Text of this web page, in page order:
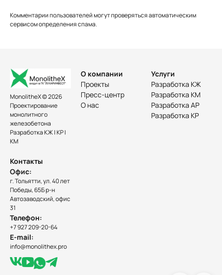
Комментарии пользователей могут проверяться автоматическим
сервисом определения спама.
MonolitheX © 2026
Проектирование
монолитного
железобетона
Разработка КЖ | КР |
КМ
О компании
Проекты
Пресс-центр
О нас
Услуги
Разработка КЖ
Разработка КМ
Разработка АР
Разработка КР
Контакты
Офис:
г. Тольятти, ул. 40 лет
Победы, 65Б р-н
Автозаводский, офис
31
Телефон:
+7 927 209-20-64
E-mail:
info@monolithex.pro